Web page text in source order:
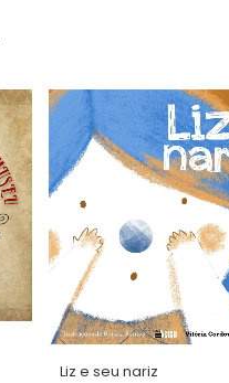
Liz e seu nariz